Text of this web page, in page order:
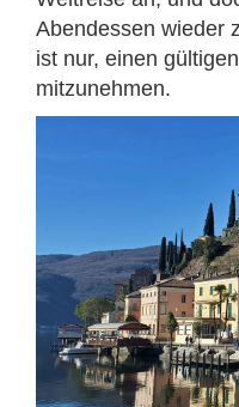
Abendessen wieder
ist nur, einen
mitzunehmen.